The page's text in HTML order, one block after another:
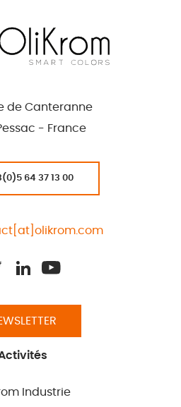
de Canteranne
- France
64 37 13 00
Industrie